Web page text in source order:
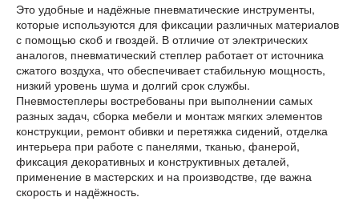
Это удобные и надёжные пневматические инструменты,
которые используются для фиксации различных материалов
с помощью скоб и гвоздей. В отличие от электрических
аналогов, пневматический степлер работает от источника
сжатого воздуха, что обеспечивает стабильную мощность,
низкий уровень шума и долгий срок службы.
Пневмостеплеры востребованы при выполнении самых
разных задач, сборка мебели и монтаж мягких элементов
конструкции, ремонт обивки и перетяжка сидений, отделка
интерьера при работе с панелями, тканью, фанерой,
фиксация декоративных и конструктивных деталей,
применение в мастерских и на производстве, где важна
скорость и надёжность.